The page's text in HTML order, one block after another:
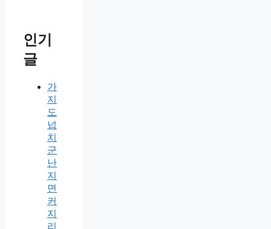
인기
글
가
지
도
넙
치
군
난
지
면
커
지
리